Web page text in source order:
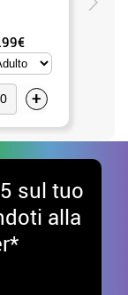
+
sul tuo
alla